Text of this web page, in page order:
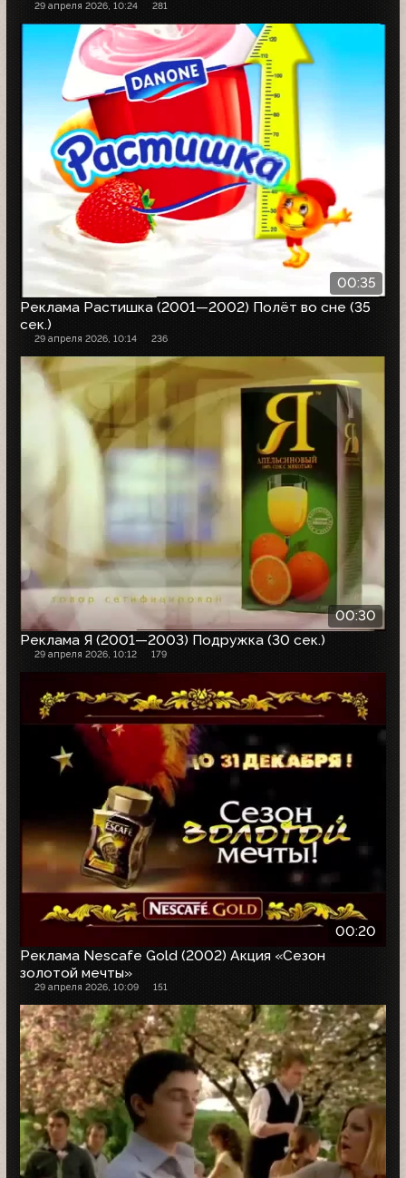
29 апреля 2026, 10:24 281
00:35
Реклама Растишка (2001—2002) Полёт во сне (35
сек.)
29 апреля 2026, 10:14 236
00:30
Реклама Я (2001—2003) Подружка (30 сек.)
29 апреля 2026, 10:12 179
00:20
Реклама Nescafe Gold (2002) Акция «Сезон
золотой мечты»
29 апреля 2026, 10:09 151